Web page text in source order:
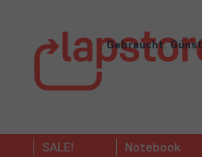
Gebraucht.
SALE! Notebook